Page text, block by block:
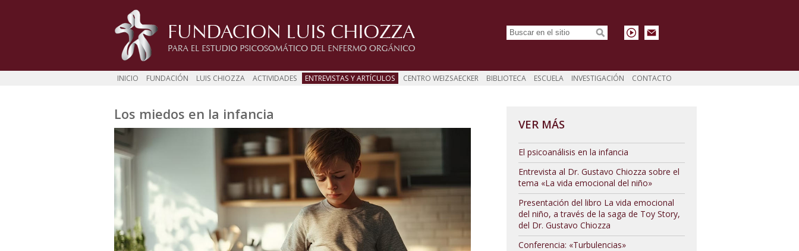
INICIO FUNDACIÓN LUIS CHIOZZA ACTIVIDADES ENTREVISTAS Y ARTÍCULOS CENTRO WEIZSAECKER BIBLIOTECA ESCUELA INVESTIGACIÓN CONTACTO
Los miedos en la infancia
VER MÁS
El psicoanálisis en la infancia
Entrevista al Dr. Gustavo Chiozza sobre el
tema «La vida emocional del niño»
Presentación del libro La vida emocional
del niño, a través de la saga de Toy Story,
del Dr. Gustavo Chiozza
Conferencia: «Turbulencias»